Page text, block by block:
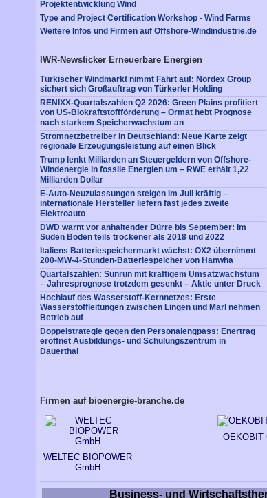
Projektentwicklung Wind
Type and Project Certification Workshop - Wind Farms
Weitere Infos und Firmen auf Offshore-Windindustrie.de
IWR-Newsticker Erneuerbare Energien
Türkischer Windmarkt nimmt Fahrt auf: Nordex Group
sichert sich Großauftrag von Türkerler Holding
RENIXX-Quartalszahlen Q2 2026: Green Plains profitiert
von US-Biokraftstoffförderung – Ormat hebt Prognose
nach starkem Speicherwachstum an
Stromnetzbetreiber in Deutschland: Neue Karte zeigt
regionale Erzeugungsleistung auf einen Blick
Trump lenkt Milliarden an Steuergeldern von Offshore-
Windenergie in fossile Energien um – RWE erhält 1,22
Milliarden Dollar
E-Auto-Neuzulassungen steigen im Juli kräftig –
internationale Hersteller liefern fast jedes zweite
Elektroauto
DWD warnt vor anhaltender Dürre bis September: Im
Süden Böden teils trockener als 2018 und 2022
Italiens Batteriespeichermarkt wächst: OX2 übernimmt
200-MW-4-Stunden-Batteriespeicher von Hanwha
Quartalszahlen: Sunrun mit kräftigem Umsatzwachstum
– Jahresprognose trotzdem gesenkt – Aktie unter Druck
Hochlauf des Wasserstoff-Kernnetzes: Erste
Wasserstoffleitungen zwischen Lingen und Marl nehmen
Betrieb auf
Doppelstrategie gegen den Personalengpass: Enertrag
eröffnet Ausbildungs- und Schulungszentrum in
Dauerthal
Firmen auf bioenergie-branche.de
WELTEC BIOPOWER
GmbH
OEKOBIT
Business- und